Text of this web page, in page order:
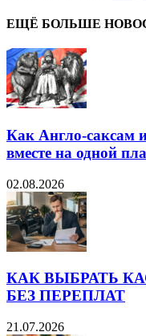
ЕЩЁ БОЛЬШЕ
Как Англо-саксам
вместе на одной
02.08.2026
КАК ВЫБРАТЬ
БЕЗ ПЕРЕПЛАТ
21.07.2026